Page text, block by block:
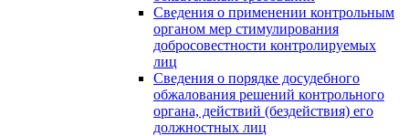
Сведения о применении контрольным
органом мер стимулирования
добросовестности контролируемых
лиц
Сведения о порядке досудебного
обжалования решений контрольного
органа, действий (бездействия) его
должностных лиц